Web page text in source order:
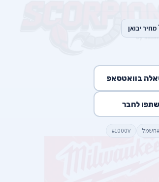
יבואן
בוואטסאפ
לחבר
#חשמל
#1000V